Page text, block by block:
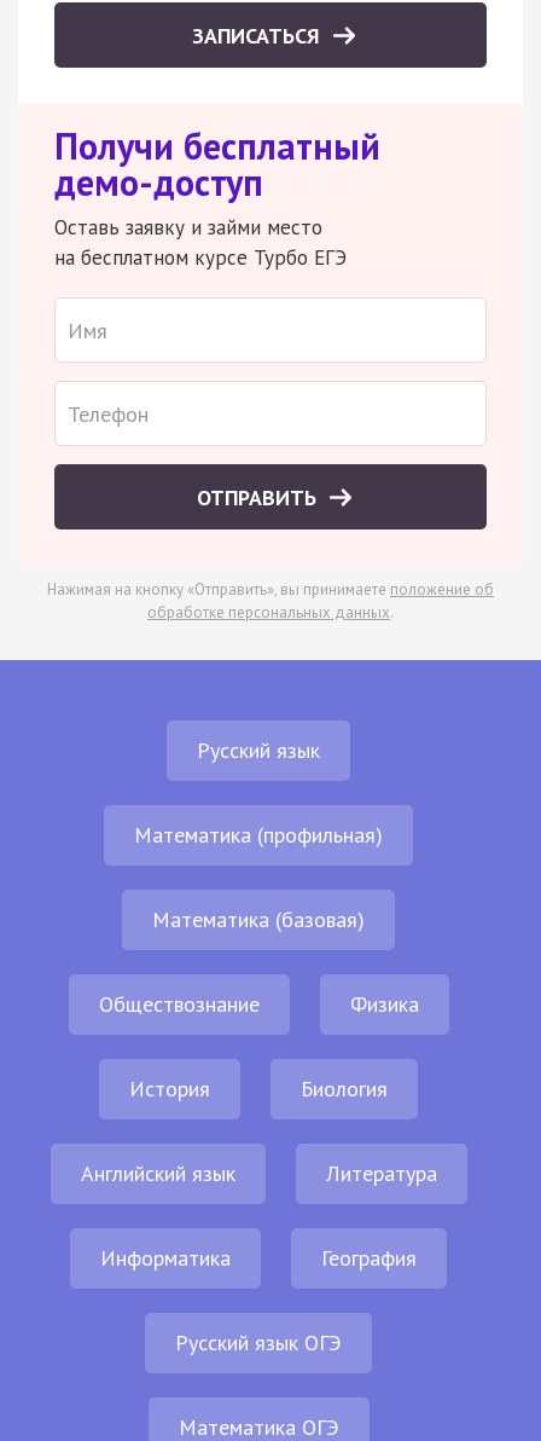
ЗАПИСАТЬСЯ
Получи бесплатный
демо-доступ
Оставь заявку и займи место
на бесплатном курсе Турбо ЕГЭ
ОТПРАВИТЬ
Нажимая на кнопку «Отправить», вы принимаете положение об
обработке персональных данных.
Русский язык
Математика (профильная)
Математика (базовая)
Обществознание Физика
История Биология
Английский язык Литература
Информатика География
Русский язык ОГЭ
Математика ОГЭ